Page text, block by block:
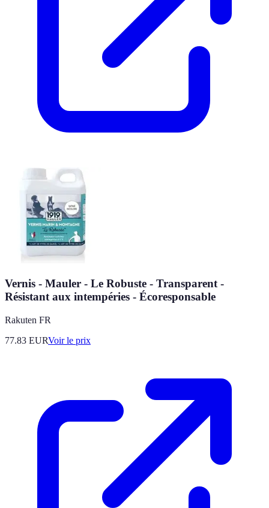
Vernis - Mauler - Le Robuste - Transparent -
Résistant aux intempéries - Écoresponsable
Rakuten FR
77.83 EURVoir le prix